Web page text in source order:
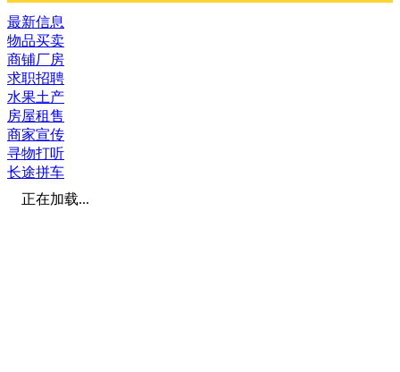
最新信息
物品买卖
商铺厂房
求职招聘
水果土产
房屋租售
商家宣传
寻物打听
长途拼车
正在加载...